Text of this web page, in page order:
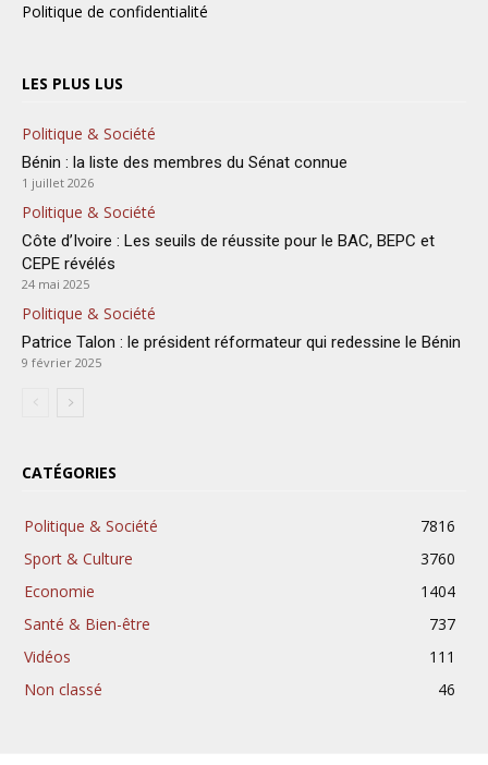
Politique de confidentialité
LES PLUS LUS
Politique & Société
Bénin : la liste des membres du Sénat connue
1 juillet 2026
Politique & Société
Côte d’Ivoire : Les seuils de réussite pour le BAC, BEPC et
CEPE révélés
24 mai 2025
Politique & Société
Patrice Talon : le président réformateur qui redessine le Bénin
9 février 2025
CATÉGORIES
Politique & Société
7816
Sport & Culture
3760
Economie
1404
Santé & Bien-être
737
Vidéos
111
Non classé
46